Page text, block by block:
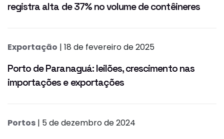
registra alta de 37% no volume de contêineres
Exportação | 18 de fevereiro de 2025
Porto de Paranaguá: leilões, crescimento nas
importações e exportações
Portos | 5 de dezembro de 2024